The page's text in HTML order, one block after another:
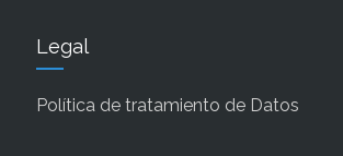
Legal
Política de tratamiento de Datos